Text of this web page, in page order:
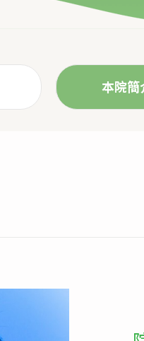
本院簡